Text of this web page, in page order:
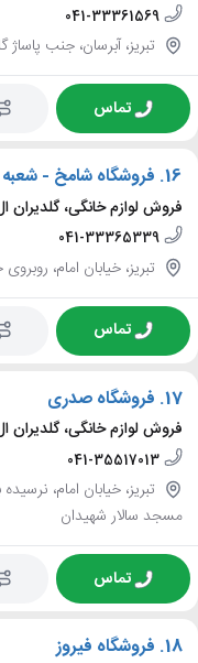
041-33361569
تبریز، آبرسان، جنب
تماس
16. فروشگاه شامخ - شعبه 2
فروش لوازم خانگی، گلدیران
041-33365339
تبریز، خیابان امام،
تماس
17. فروشگاه صدری
فروش لوازم خانگی، گلدیران
041-35517013
تبریز، خیابان امام،
مسجد سالار شهیدان
تماس
18. فروشگاه فیروز